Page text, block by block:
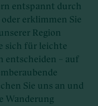
entspannt durch
erklimmen Sie
Region
sich für leichte
entscheiden – auf
Sie uns an und
Wanderung